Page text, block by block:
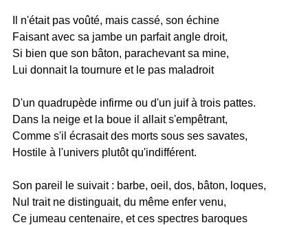
Il n'était pas voûté, mais cassé, son échine
Faisant avec sa jambe un parfait angle droit,
Si bien que son bâton, parachevant sa mine,
Lui donnait la tournure et le pas maladroit
D'un quadrupède infirme ou d'un juif à trois pattes.
Dans la neige et la boue il allait s'empêtrant,
Comme s'il écrasait des morts sous ses savates,
Hostile à l'univers plutôt qu'indifférent.
Son pareil le suivait : barbe, oeil, dos, bâton, loques,
Nul trait ne distinguait, du même enfer venu,
Ce jumeau centenaire, et ces spectres baroques